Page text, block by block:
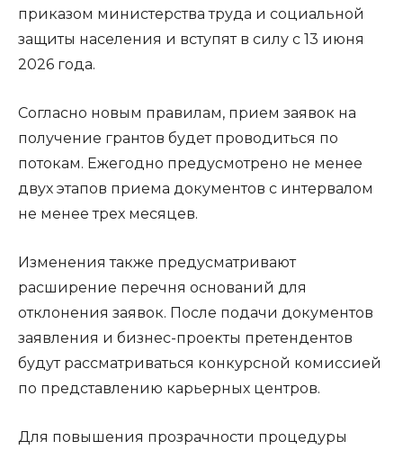
приказом министерства труда и социальной
защиты населения и вступят в силу с 13 июня
2026 года.
Согласно новым правилам, прием заявок на
получение грантов будет проводиться по
потокам. Ежегодно предусмотрено не менее
двух этапов приема документов с интервалом
не менее трех месяцев.
Изменения также предусматривают
расширение перечня оснований для
отклонения заявок. После подачи документов
заявления и бизнес-проекты претендентов
будут рассматриваться конкурсной комиссией
по представлению карьерных центров.
Для повышения прозрачности процедуры